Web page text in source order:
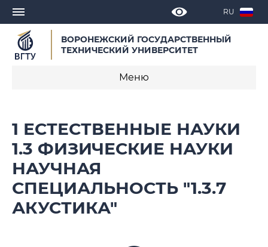
RU
ВОРОНЕЖСКИЙ ГОСУДАРСТВЕННЫЙ
ТЕХНИЧЕСКИЙ УНИВЕРСИТЕТ
Меню
Календарные учебные графики
Нормативное обеспечение
образовательной программы 2022
1 ЕСТЕСТВЕННЫЕ НАУКИ
1.3 ФИЗИЧЕСКИЕ НАУКИ
НАУЧНАЯ
СПЕЦИАЛЬНОСТЬ "1.3.7
АКУСТИКА"